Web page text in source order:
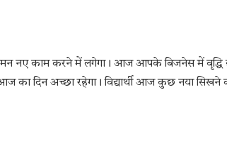
नए काम करने में लगेगा। आज आपके बिजनेस में वृद्धि
का दिन अच्छा रहेगा। विद्यार्थी आज कुछ नया सिखने